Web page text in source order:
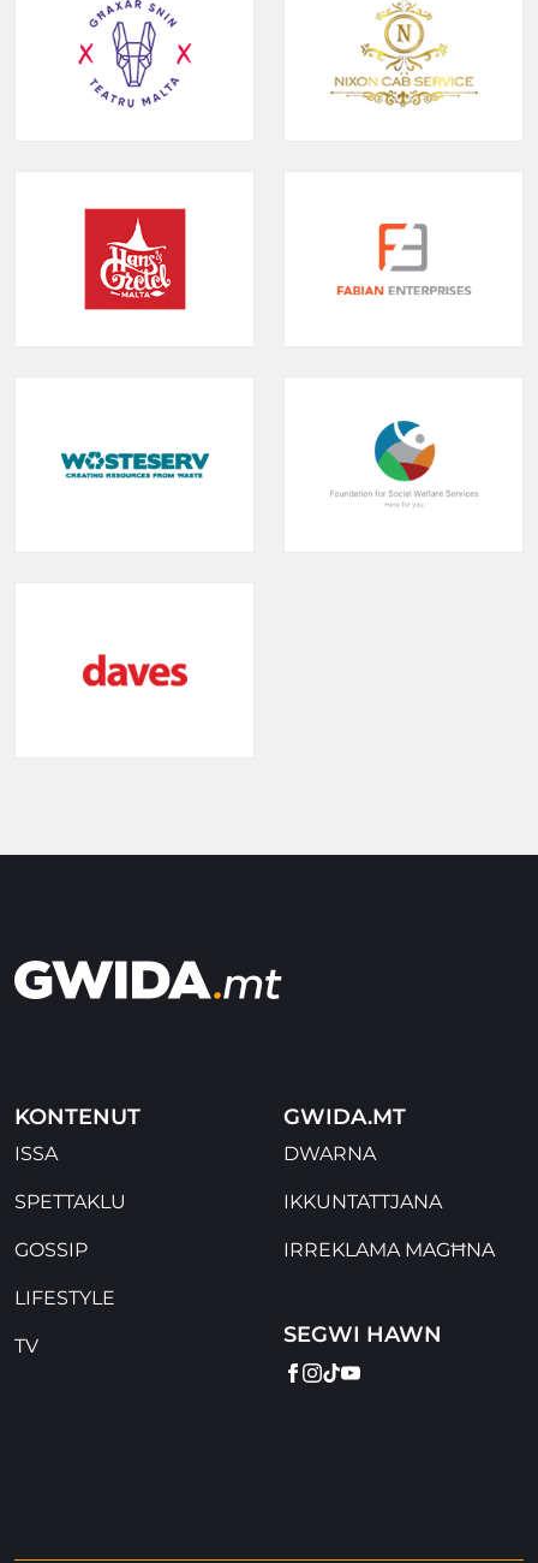
KONTENUT
ISSA
SPETTAKLU
GOSSIP
LIFESTYLE
TV
GWIDA.MT
DWARNA
IKKUNTATTJANA
IRREKLAMA MAGĦNA
SEGWI HAWN
FACEBOOK
INSTAGRAM
TIKTOK
YOUTUBE